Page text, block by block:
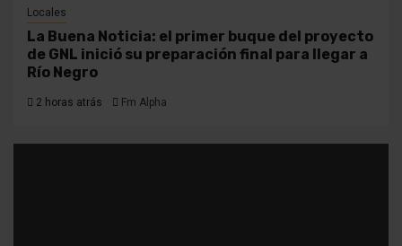
Locales
La Buena Noticia: el primer buque del proyecto
de GNL inició su preparación final para llegar a
Río Negro
2 horas atrás Fm Alpha